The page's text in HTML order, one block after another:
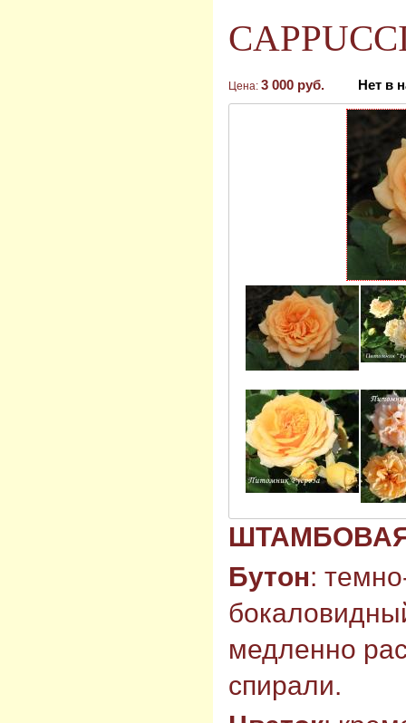
Цена: 3 000 руб. Нет в
ШТАМБОВАЯ
Бутон:
медленно
спирали.